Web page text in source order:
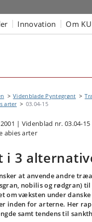
Innovation Om KU
Videnblade Pyntegrønt
arter
03.04-15
| Videnblad nr. 03.04-15
abies arter
i 3
at anvende andre
nobilis og rødgran)
om væksten under
inden for arterne. Her
samt tendens til